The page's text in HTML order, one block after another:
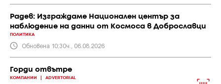
Радев: Изграждаме Национален център за
наблюдение на данни от Космоса в Доброславци
ПОЛИТИКА
Обновена 10:30ч., 06.08.2026
Горди отвътре
КОМПАНИИ ADVERTORIAL